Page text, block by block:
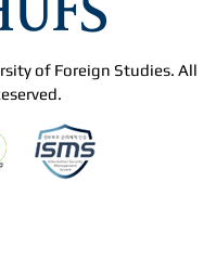
of Foreign Studies. All